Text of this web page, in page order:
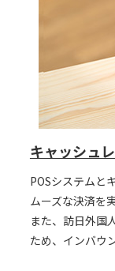
キャッシュ
POSシステムと
ムーズな決済を
また、訪日外国
ため、インバウ